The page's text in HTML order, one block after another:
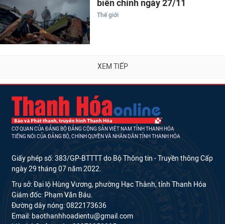
biến chính ngày 27/11
Thế giới
XEM TIẾP
CƠ QUAN CỦA ĐẢNG BỘ ĐẢNG CỘNG SẢN VIỆT NAM TỈNH THANH HÓA
TIẾNG NÓI CỦA ĐẢNG BỘ, CHÍNH QUYỀN VÀ NHÂN DÂN TỈNH THANH HÓA
Giấy phép số: 383/GP-BTTTT do Bộ Thông tin - Truyền thông Cấp
ngày 29 tháng 07 năm 2022.
Trụ sở: Đại lộ Hùng Vương, phường Hạc Thành, tỉnh Thanh Hóa
Giám đốc: Phạm Văn Báu.
Đường dây nóng: 0822173636
Email: baothanhhoadientu@gmail.com